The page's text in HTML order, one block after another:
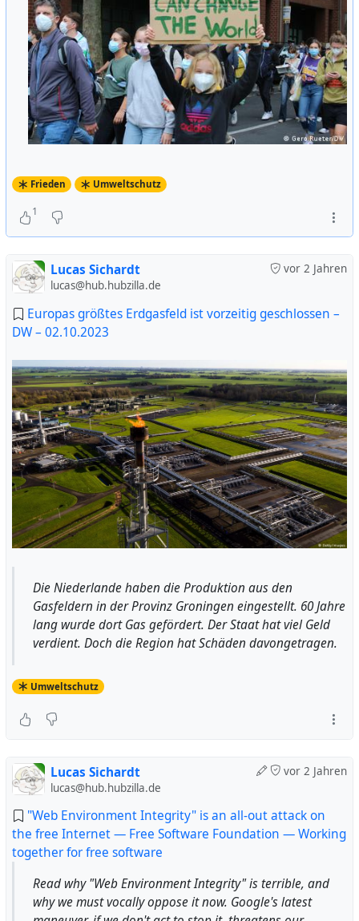
Frieden Umweltschutz
1
vor 2 Jahren
Lucas Sichardt
lucas@hub.hubzilla.de
Europas größtes Erdgasfeld ist vorzeitig geschlossen –
DW – 02.10.2023
Die Niederlande haben die Produktion aus den
Gasfeldern in der Provinz Groningen eingestellt. 60 Jahre
lang wurde dort Gas gefördert. Der Staat hat viel Geld
verdient. Doch die Region hat Schäden davongetragen.
Umweltschutz
vor 2 Jahren
Lucas Sichardt
lucas@hub.hubzilla.de
"Web Environment Integrity" is an all-out attack on
the free Internet — Free Software Foundation — Working
together for free software
Read why "Web Environment Integrity" is terrible, and
why we must vocally oppose it now. Google's latest